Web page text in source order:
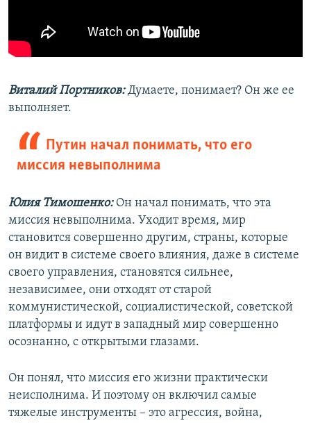
Виталий Портников:Думаете, понимает? Он же ее
выполняет.
Путин начал понимать, что его
миссия невыполнима
Юлия Тимошенко:Он начал понимать, что эта
миссия невыполнима. Уходит время, мир
становится совершенно другим, страны, которые
он видит в системе своего влияния, даже в системе
своего управления, становятся сильнее,
независимее, они отходят от старой
коммунистической, социалистической, советской
платформы и идут в западный мир совершенно
осознанно, с открытыми глазами.
Он понял, что миссия его жизни практически
неисполнима. И поэтому он включил самые
тяжелые инструменты – это агрессия, война,